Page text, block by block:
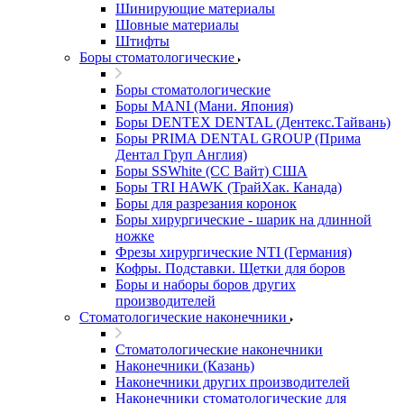
Шинирующие материалы
Шовные материалы
Штифты
Боры стоматологические
Боры стоматологические
Боры MANI (Мани. Япония)
Боры DENTEX DENTAL (Дентекс.Тайвань)
Боры PRIMA DENTAL GROUP (Прима
Дентал Груп Англия)
Боры SSWhite (СС Вайт) США
Боры TRI HAWK (ТрайХак. Канада)
Боры для разрезания коронок
Боры хирургические - шарик на длинной
ножке
Фрезы хирургические NTI (Германия)
Кофры. Подставки. Щетки для боров
Боры и наборы боров других
производителей
Стоматологические наконечники
Стоматологические наконечники
Наконечники (Казань)
Наконечники других производителей
Наконечники стоматологические для